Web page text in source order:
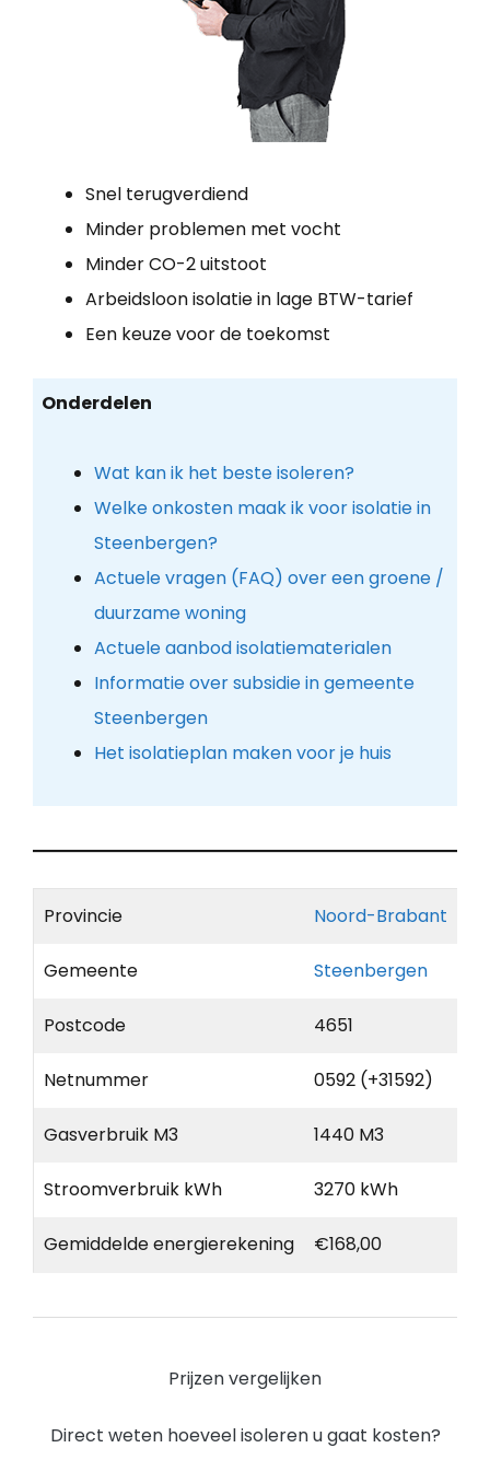
Snel terugverdiend
Minder problemen met vocht
Minder CO-2 uitstoot
Arbeidsloon isolatie in lage BTW-tarief
Een keuze voor de toekomst
Onderdelen
Wat kan ik het beste isoleren?
Welke onkosten maak ik voor isolatie in
Steenbergen?
Actuele vragen (FAQ) over een groene /
duurzame woning
Actuele aanbod isolatiematerialen
Informatie over subsidie in gemeente
Steenbergen
Het isolatieplan maken voor je huis
Provincie Noord-Brabant
Gemeente Steenbergen
Postcode 4651
Netnummer 0592 (+31592)
Gasverbruik M3 1440 M3
Stroomverbruik kWh 3270 kWh
Gemiddelde energierekening €168,00
Prijzen vergelijken
Direct weten hoeveel isoleren u gaat kosten?